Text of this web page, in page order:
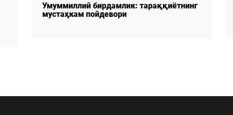
"ИЖТИМОИЙ ФИКР" РЖФЎМ ХАЛҚАРО
КОНФЕРЕНЦИЯ ИШИДА ИШТИРОК ЭТДИ